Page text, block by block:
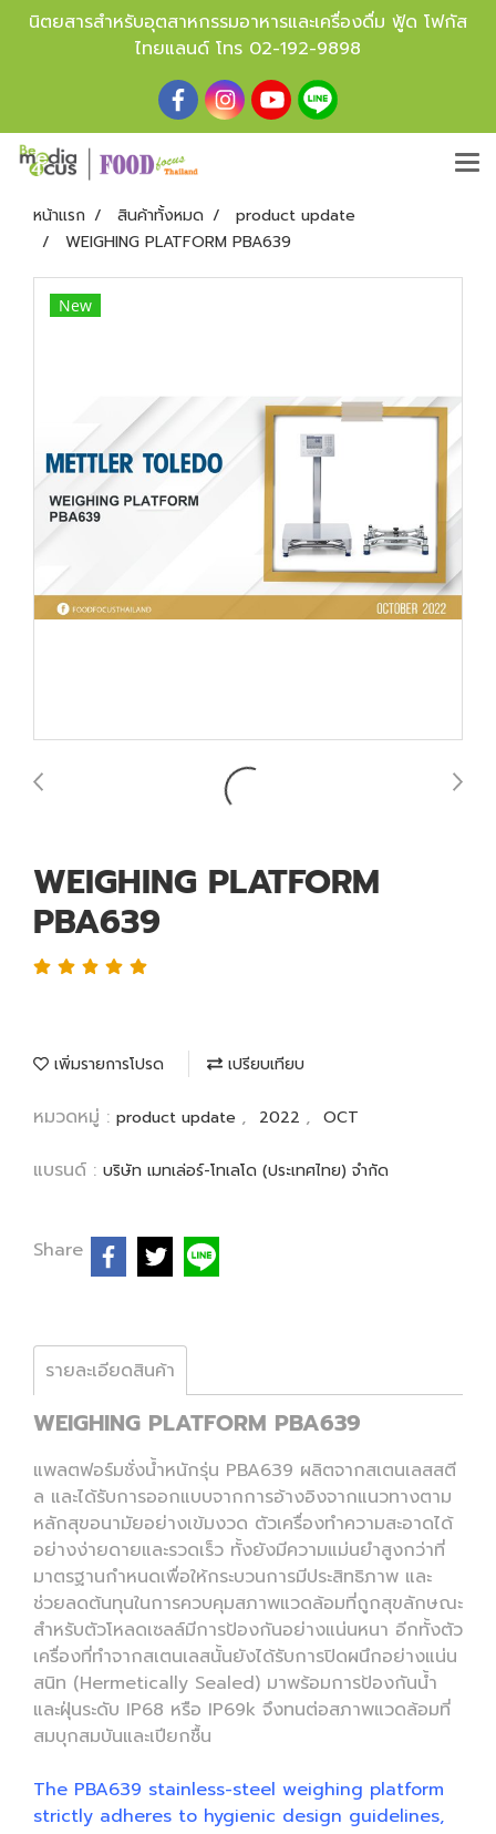
นิตยสารสำหรับอุตสาหกรรมอาหารและเครื่องดื่ม ฟู้ด โฟกัส
ไทยแลนด์ โทร 02-192-9898
หน้าแรก สินค้าทั้งหมด
product update
WEIGHING PLATFORM PBA639
New
WEIGHING PLATFORM
PBA639
เพิ่มรายการโปรด เปรียบเทียบ
หมวดหมู่ : product update , 2022 , OCT
แบรนด์ : บริษัท เมทเล่อร์-โทเลโด (ประเทศไทย) จำกัด
Share
รายละเอียดสินค้า
WEIGHING PLATFORM PBA639
แพลตฟอร์มชั่งน้ำหนักรุ่น PBA639 ผลิตจากสเตนเลสสตี
ล และได้รับการออกแบบจากการอ้างอิงจากแนวทางตาม
หลักสุขอนามัยอย่างเข้มงวด ตัวเครื่องทำความสะอาดได้
อย่างง่ายดายและรวดเร็ว ทั้งยังมีความแม่นยำสูงกว่าที่
มาตรฐานกำหนดเพื่อให้กระบวนการมีประสิทธิภาพ และ
ช่วยลดต้นทุนในการควบคุมสภาพแวดล้อมที่ถูกสุขลักษณะ
สำหรับตัวโหลดเซลล์มีการป้องกันอย่างแน่นหนา อีกทั้งตัว
เครื่องที่ทำจากสเตนเลสนั้นยังได้รับการปิดผนึกอย่างแน่น
สนิท (Hermetically Sealed) มาพร้อมการป้องกันน้ำ
และฝุ่นระดับ IP68 หรือ IP69k จึงทนต่อสภาพแวดล้อมที่
สมบุกสมบันและเปียกชื้น
The PBA639 stainless-steel weighing platform
strictly adheres to hygienic design guidelines,